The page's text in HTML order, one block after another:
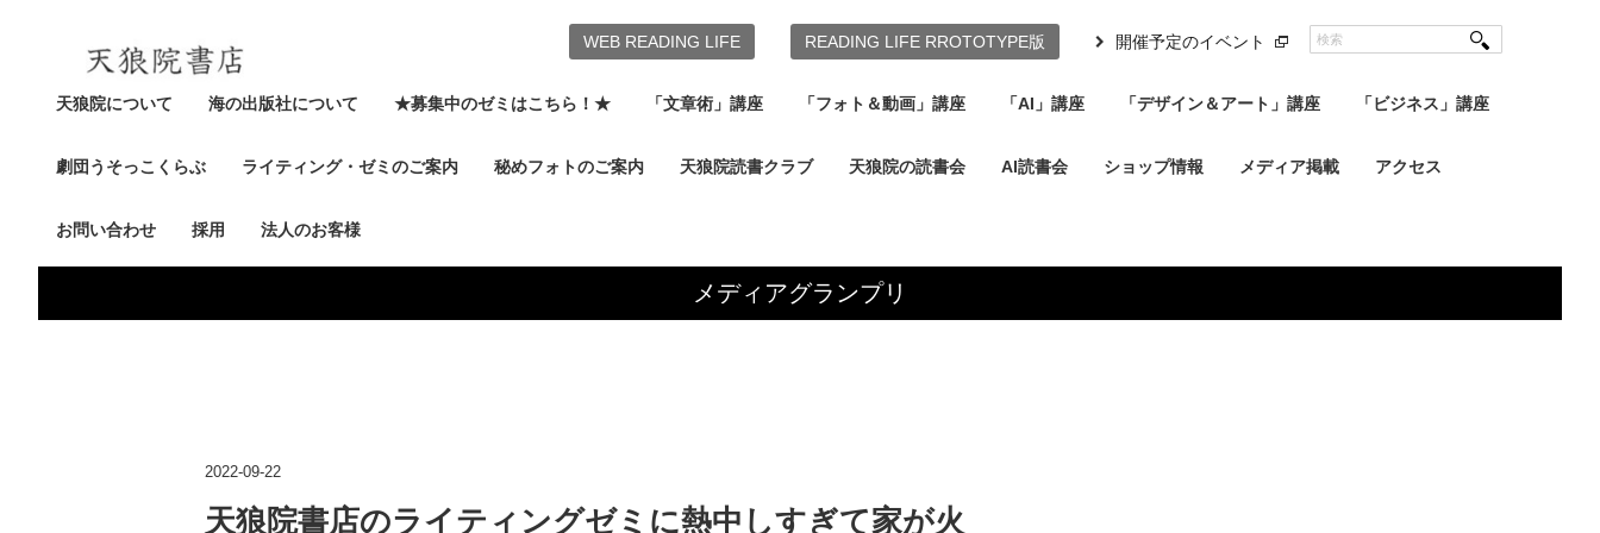
天狼院について 海の出版社について ★募集中のゼミはこちら！★ 「文章術」講座 「フォト＆動画」講座 「AI」講座 「デザイン＆アート」講座 「ビジネス」講座
劇団うそっこくらぶ ライティング・ゼミのご案内 秘めフォトのご案内 天狼院読書クラブ 天狼院の読書会 AI読書会 ショップ情報 メディア掲載 アクセス
お問い合わせ 採用 法人のお客様
WEB READING LIFE READING LIFE RROTOTYPE版 開催予定のイベント
メディアグランプリ
2022-09-22
天狼院書店のライティングゼミに熱中しすぎて家が火